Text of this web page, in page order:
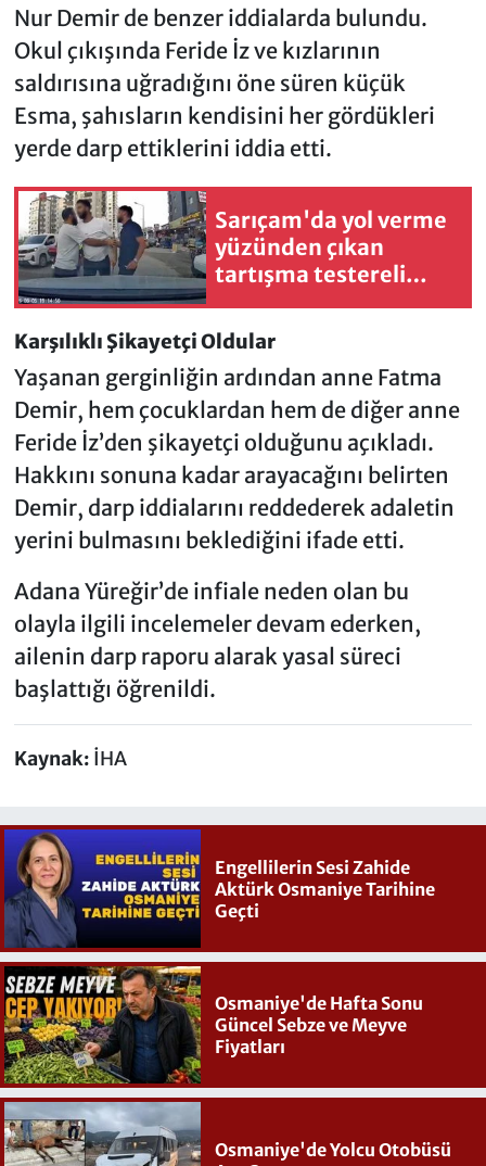
Nur Demir de benzer iddialarda bulundu.
Okul çıkışında Feride İz ve kızlarının
saldırısına uğradığını öne süren küçük
Esma, şahısların kendisini her gördükleri
yerde darp ettiklerini iddia etti.
Sarıçam'da yol verme
yüzünden çıkan
tartışma testereli
saldırıya dönüştü
Karşılıklı Şikayetçi Oldular
Yaşanan gerginliğin ardından anne Fatma
Demir, hem çocuklardan hem de diğer anne
Feride İz’den şikayetçi olduğunu açıkladı.
Hakkını sonuna kadar arayacağını belirten
Demir, darp iddialarını reddederek adaletin
yerini bulmasını beklediğini ifade etti.
Adana Yüreğir’de infiale neden olan bu
olayla ilgili incelemeler devam ederken,
ailenin darp raporu alarak yasal süreci
başlattığı öğrenildi.
Kaynak: İHA
Engellilerin Sesi Zahide
Aktürk Osmaniye Tarihine
Geçti
Osmaniye'de Hafta Sonu
Güncel Sebze ve Meyve
Fiyatları
Osmaniye'de Yolcu Otobüsü